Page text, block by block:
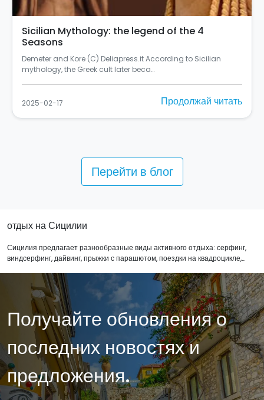
In Palermo there's the most beautiful mural in
Italy
Si chiama "Rusulia" ed è al primo posto tra i murales dello
Street Art Cities del 2024 (C) Balarm…
2025-02-10 Продолжай читать
Перейти в блог
отдых на Сицилии
Сицилия предлагает разнообразные виды активного отдыха: серфинг,
виндсерфинг, дайвинг, прыжки с парашютом, поездки на квадроцикле,
Sicilying.com, чем можно заняться на Сицилии, и превратите свой
отдых в настоящее приключение!
Получайте обновления о
последних новостях и
предложения.